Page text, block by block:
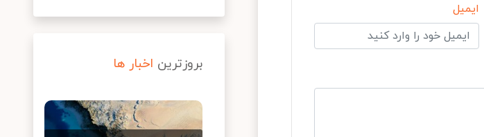
ایمیل
بروزترین اخبار ها